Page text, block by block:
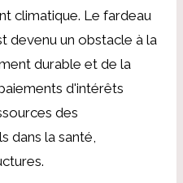
climatique. Le fardeau
devenu un obstacle à la
durable et de la
d'intérêts
des
dans la santé,